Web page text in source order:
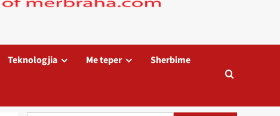
Teknologjia Me teper Sherbime